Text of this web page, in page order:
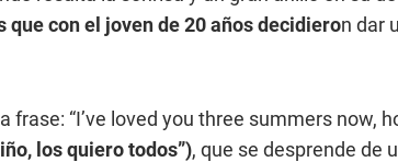
con el joven de 20 años decidieron dar
“I’ve loved you three summers now,
los quiero todos”), que se desprende de